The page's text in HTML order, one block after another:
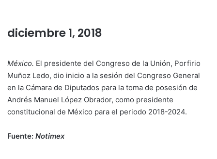
diciembre 1, 2018
México. El presidente del Congreso de la Unión, Porfirio
Muñoz Ledo, dio inicio a la sesión del Congreso General
en la Cámara de Diputados para la toma de posesión de
Andrés Manuel López Obrador, como presidente
constitucional de México para el periodo 2018-2024.
Fuente: Notimex